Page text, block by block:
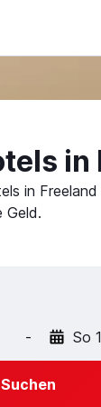
in
in
Geld.
- So
Suchen